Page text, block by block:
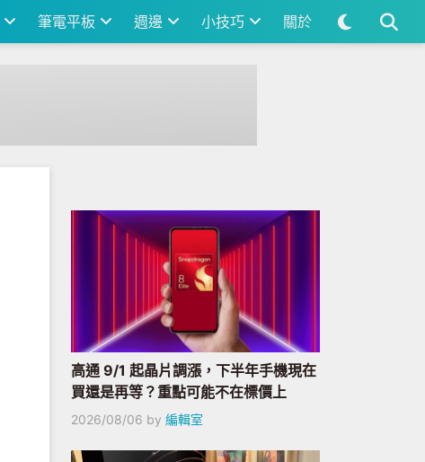
筆電平板 週邊 小技巧 關於
高通 9/1 起晶片調漲，下半年手機現在
買還是再等？重點可能不在標價上
2026/08/06 by 編輯室